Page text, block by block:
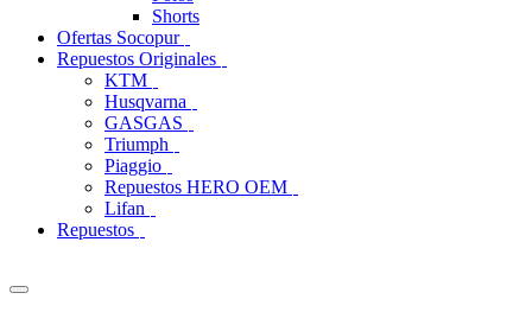
Shorts
Ofertas Socopur
Repuestos Originales
KTM
Husqvarna
GASGAS
Triumph
Piaggio
Repuestos HERO OEM
Lifan
Repuestos